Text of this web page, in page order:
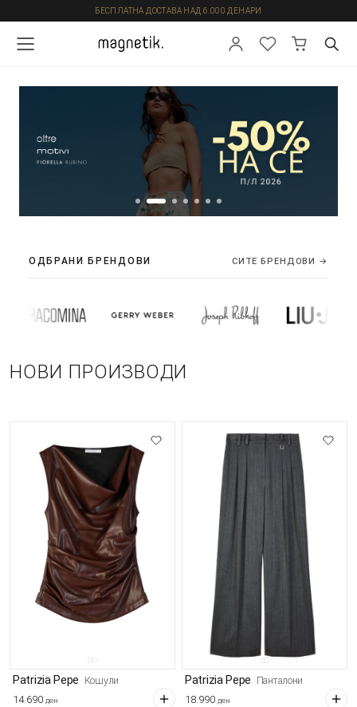
БЕСПЛАТНА ДОСТАВА НАД 6.000 ДЕНАРИ
ОДБРАНИ БРЕНДОВИ СИТЕ БРЕНДОВИ →
НОВИ ПРОИЗВОДИ
Patrizia Pepe Кошули
14.690 ден
Patrizia Pepe Панталони
18.990 ден